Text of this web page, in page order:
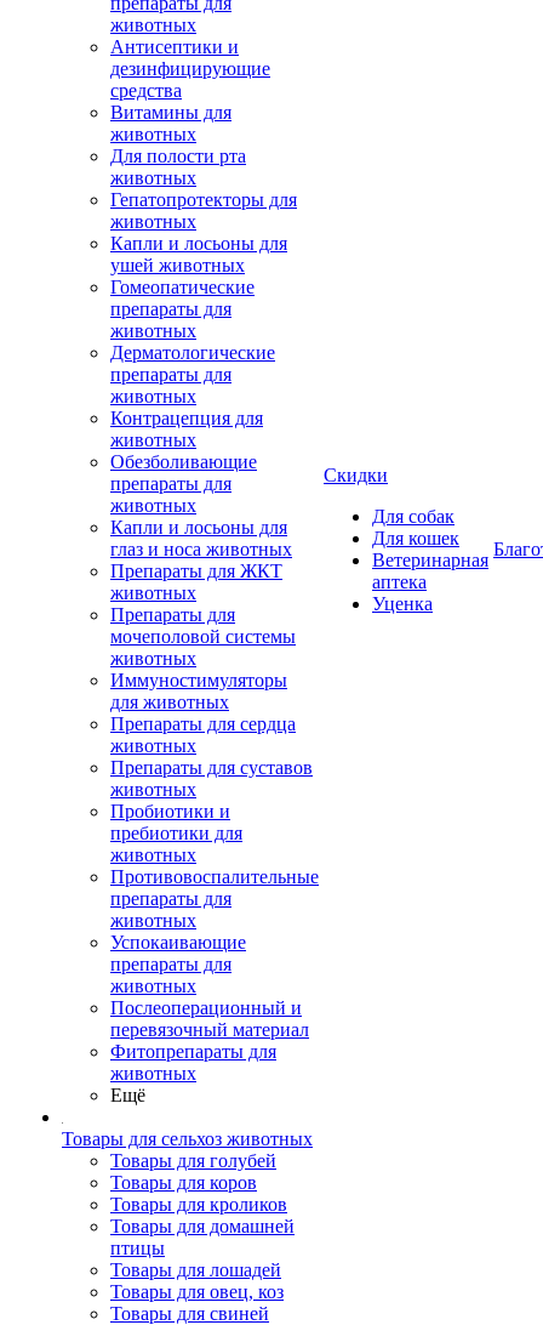
животных
Антисептики и
дезинфицирующие
средства
Витамины для
животных
Для полости рта
животных
Гепатопротекторы для
животных
Капли и лосьоны для
ушей животных
Гомеопатические
препараты для
животных
Дерматологические
препараты для
животных
Контрацепция для
животных
Обезболивающие
препараты для
животных
Капли и лосьоны для
глаз и носа животных
Препараты для ЖКТ
животных
Препараты для
мочеполовой системы
животных
Иммуностимуляторы
для животных
Препараты для сердца
животных
Препараты для суставов
животных
Пробиотики и
пребиотики для
животных
Противовоспалительные
препараты для
животных
Успокаивающие
препараты для
животных
Послеоперационный и
перевязочный материал
Фитопрепараты для
животных
Ещё
Товары для сельхоз животных
Товары для голубей
Товары для коров
Товары для кроликов
Товары для домашней
птицы
Товары для лошадей
Товары для овец, коз
Товары для свиней
Скидки
Для собак
Для кошек
Ветеринарная
аптека
Уценка